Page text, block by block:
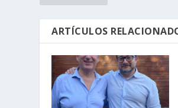
ARTÍCULOS